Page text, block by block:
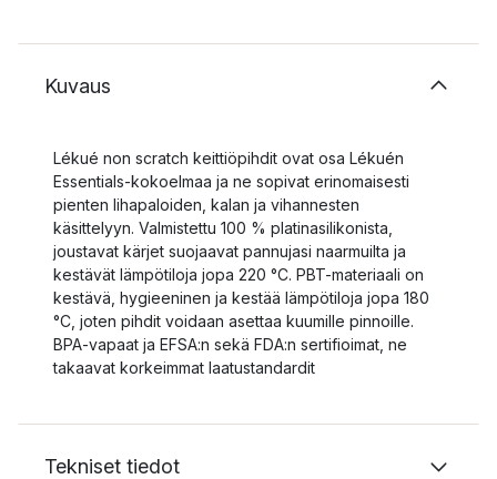
Kuvaus
Lékué non scratch keittiöpihdit ovat osa Lékuén
Essentials-kokoelmaa ja ne sopivat erinomaisesti
pienten lihapaloiden, kalan ja vihannesten
käsittelyyn. Valmistettu 100 % platinasilikonista,
joustavat kärjet suojaavat pannujasi naarmuilta ja
kestävät lämpötiloja jopa 220 °C. PBT-materiaali on
kestävä, hygieeninen ja kestää lämpötiloja jopa 180
°C, joten pihdit voidaan asettaa kuumille pinnoille.
BPA-vapaat ja EFSA:n sekä FDA:n sertifioimat, ne
takaavat korkeimmat laatustandardit
Tekniset tiedot